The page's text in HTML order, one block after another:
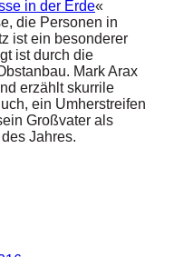
in der Erde«
die Personen in
ist ein besonderer
ist durch die
Mark Arax
erzählt skurrile
ein Umherstreifen
Großvater als
Jahres.